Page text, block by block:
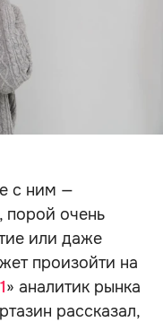
с ним —
порой очень
или даже
произойти на
» аналитик рынка
рассказал,